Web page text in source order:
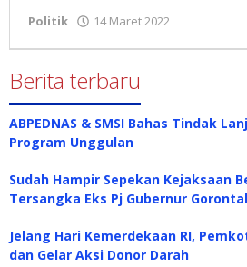
Politik 14 Maret 2022
Berita terbaru
ABPEDNAS & SMSI Bahas Tindak
Program Unggulan
Sudah Hampir Sepekan Kejaksaan
Tersangka Eks Pj Gubernur
Jelang Hari Kemerdekaan RI,
dan Gelar Aksi Donor Darah